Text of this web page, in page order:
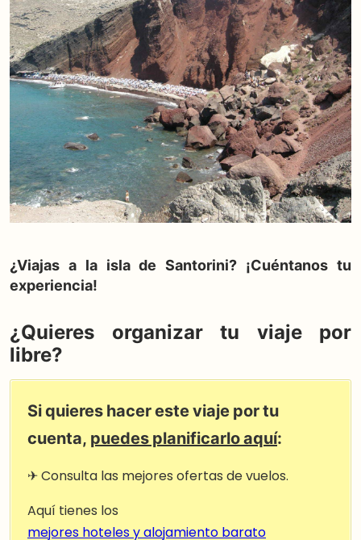
¿Viajas a la isla de Santorini? ¡Cuéntanos tu
experiencia!
¿Quieres organizar tu viaje por
libre?
Si quieres hacer este viaje por tu
cuenta, puedes planificarlo aquí:
✈ Consulta las mejores ofertas de vuelos.
Aquí tienes los
mejores hoteles y alojamiento barato